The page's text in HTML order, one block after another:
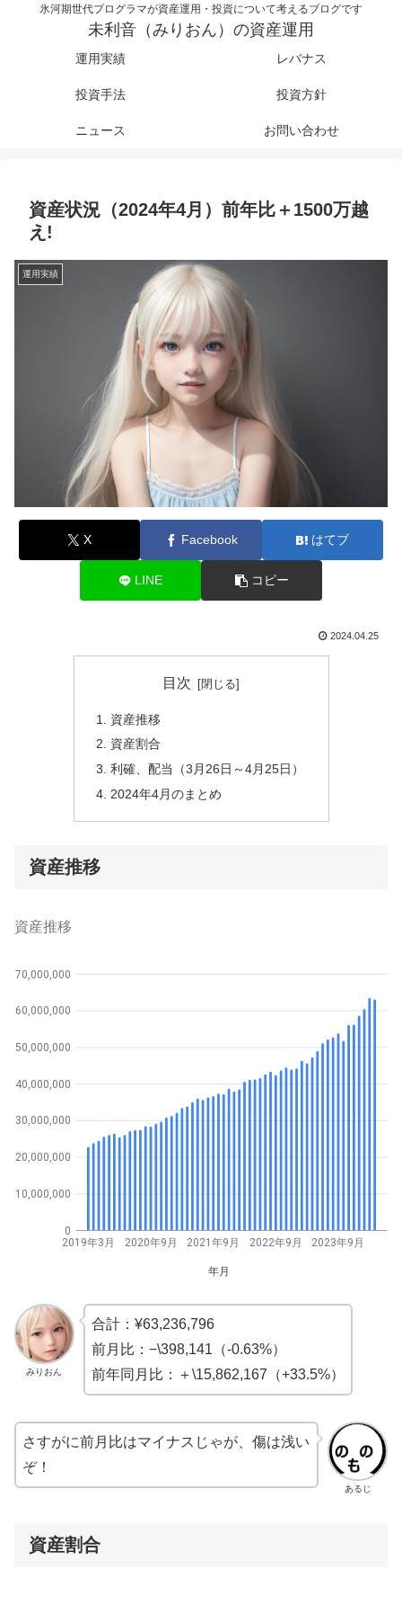
氷河期世代プログラマが資産運用・投資について考えるブログです
未利音（みりおん）の資産運用
運用実績 レバナス
投資手法 投資方針
ニュース お問い合わせ
資産状況（2024年4月）前年比＋1500万越
え!
運用実績
X Facebook はてブ
LINE コピー
2024.04.25
目次
資産推移
資産割合
利確、配当（3月26日～4月25日）
2024年4月のまとめ
資産推移
資産推移
2019年3月 2020年9月 2021年9月 2022年9月 2023年9月
年月
0
10,000,000
20,000,000
30,000,000
40,000,000
50,000,000
60,000,000
70,000,000
みりおん
合計：¥63,236,796
前月比：−\398,141（-0.63%）
前年同月比：＋\15,862,167（+33.5%）
あるじ
さすがに前月比はマイナスじゃが、傷は浅い
ぞ！
資産割合